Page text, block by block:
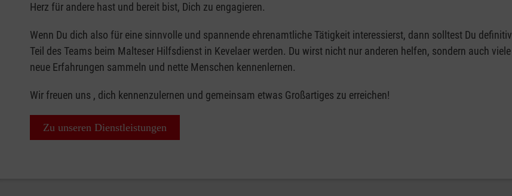
Herz für andere hast und bereit bist, Dich zu engagieren.
Wenn Du dich also für eine sinnvolle und spannende ehrenamtliche Tätigkeit interessierst, dann solltest Du definitiv
Teil des Teams beim Malteser Hilfsdienst in Kevelaer werden. Du wirst nicht nur anderen helfen, sondern auch viele
neue Erfahrungen sammeln und nette Menschen kennenlernen.
Wir freuen uns , dich kennenzulernen und gemeinsam etwas Großartiges zu erreichen!
Zu unseren Dienstleistungen